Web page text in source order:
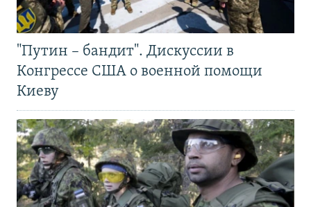
"Путин – бандит". Дискуссии в
Конгрессе США о военной помощи
Киеву